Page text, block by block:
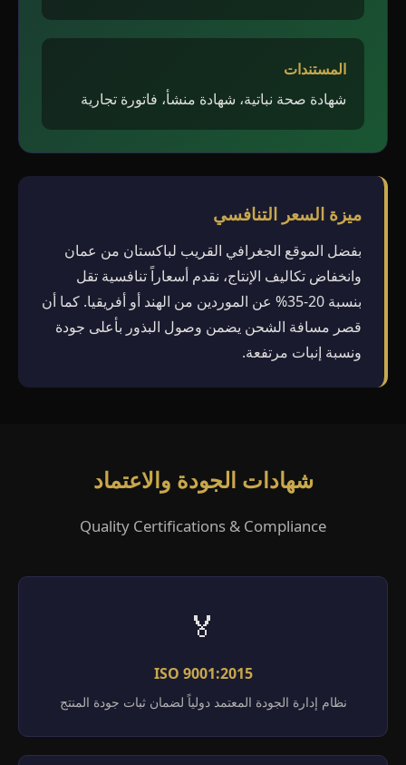
المستندات
شهادة صحة نباتية، شهادة منشأ، فاتورة تجارية
ميزة السعر التنافسي
بفضل الموقع الجغرافي القريب لباكستان من عمان
وانخفاض تكاليف الإنتاج، نقدم أسعاراً تنافسية تقل
بنسبة 20-35% عن الموردين من الهند أو أفريقيا. كما أن
قصر مسافة الشحن يضمن وصول البذور بأعلى جودة
ونسبة إنبات مرتفعة.
شهادات الجودة والاعتماد
Quality Certifications & Compliance
🏅
ISO 9001:2015
نظام إدارة الجودة المعتمد دولياً لضمان ثبات جودة المنتج